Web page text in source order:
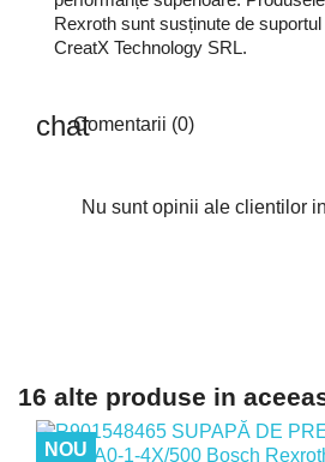
Rexroth sunt susținute de
CreatX Technology SRL.
Comentarii (0)
Nu sunt opinii ale clientilor
16 alte produse in
NOU